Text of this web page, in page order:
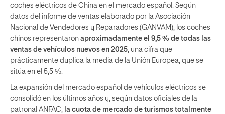
coches eléctricos de China en el mercado español. Según
datos del informe de ventas elaborado por la Asociación
Nacional de Vendedores y Reparadores (GANVAM), los coches
chinos representaron aproximadamente el 9,5 % de todas las
ventas de vehículos nuevos en 2025 , una cifra que
prácticamente duplica la media de la Unión Europea, que se
sitúa en el 5,5 %.
La expansión del mercado español de vehículos eléctricos se
consolidó en los últimos años y, según datos oficiales de la
patronal ANFAC,
la cuota de mercado de turismos totalmente